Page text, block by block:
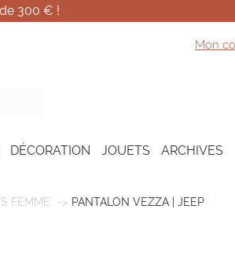
300 € !
Mon
DÉCORATION JOUETS ARCHIVES
FEMME PANTALON VEZZA | JEEP